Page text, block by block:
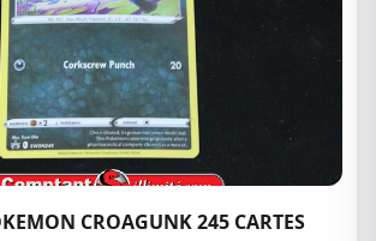
CROAGUNK 245 CARTES